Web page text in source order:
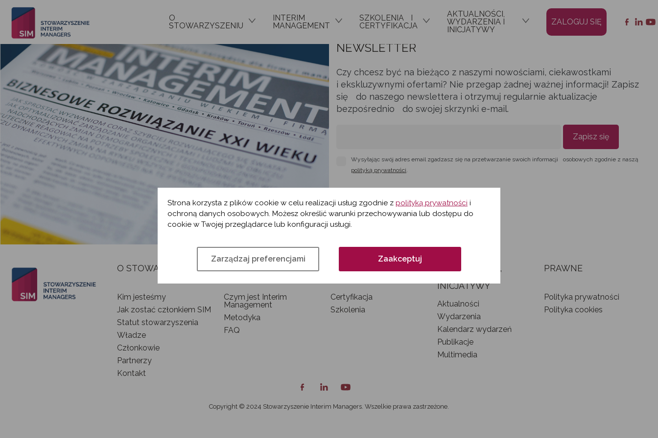
O
STOWARZYSZENIU
INTERIM
MANAGEMENT
SZKOLENIA I
CERTYFIKACJA
AKTUALNOŚCI,
WYDARZENIA I
INICJATYWY
ZALOGUJ SIĘ
NEWSLETTER
Czy chcesz być na bieżąco z naszymi nowościami, ciekawostkami
i ekskluzywnymi ofertami? Nie przegap żadnej ważnej informacji! Zapisz
się do naszego newslettera i otrzymuj regularnie aktualizacje
bezpośrednio do swojej skrzynki e-mail.
Zapisz się
Wysyłając swój adres email zgadzasz się na przetwarzanie swoich informacji osobowych zgodnie z naszą
polityką prywatności.
O STOWARZYSZENIU
Kim jesteśmy
Jak zostać członkiem SIM
Statut stowarzyszenia
Władze
Członkowie
Partnerzy
Kontakt
INTERIM MANAGEMENT
Czym jest Interim
Management
Metodyka
FAQ
SZKOLENIA I
Certyfikacja
Szkolenia
AKTUALNOŚCI,
INICJATYWY
Aktualności
Wydarzenia
Kalendarz wydarzeń
Publikacje
Multimedia
PRAWNE
Polityka prywatności
Polityka cookies
Copyright © 2024 Stowarzyszenie Interim Managers. Wszelkie prawa zastrzeżone.
Strona korzysta z plików cookie w celu realizacji usług zgodnie z polityką prywatności i
ochroną danych osobowych. Możesz określić warunki przechowywania lub dostępu do
cookie w Twojej przeglądarce lub konfiguracji usługi.
Zarządzaj preferencjami Zaakceptuj